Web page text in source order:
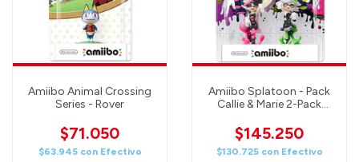
Amiibo Animal Crossing
Series - Rover
$71.050
$63.945 con Efectivo
Amiibo Splatoon - Pack
Callie & Marie 2-Pack
$145.250
$130.725 con Efectivo